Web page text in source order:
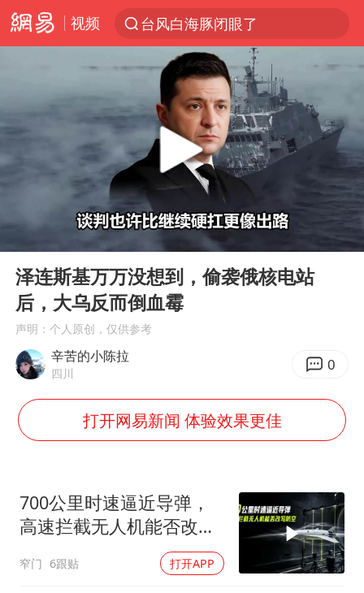
视频
台风白海豚闭眼了
香港宏福苑火灾或由烟头引起
浙江台州《告全体市民书》
四川宜宾3.4级地震
陕西柞水泥石流已致2死 仍有1人失联
多所高校取消艺考
上半年国内居民出游人次34.63亿
22岁女生独闯南太行失联12天
张本智和：零封向鹏不意外
今年第二强台风将带来多大影响
“准2万亿”之城点名支持三所大学
习近平心系体育强国建设
Play
泽连斯基万万没想到，偷袭俄核电站
后，大乌反而倒血霉
声明：个人原创，仅供参考
辛苦的小陈拉
四川 0
打开网易新闻 体验效果更佳
700公里时速逼近导弹，
高速拦截无人机能否改写
窄门 6跟贴 打开APP